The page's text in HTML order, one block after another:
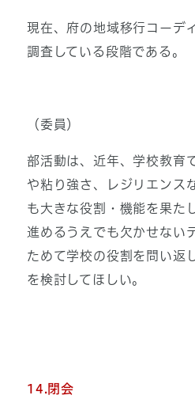
現在、府の地域移行コーデ
調査している段階である。
（委員）
部活動は、近年、学校教育
や粘り強さ、レジリエンス
も大きな役割・機能を果た
進めるうえでも欠かせない
ためて学校の役割を問い返
を検討してほしい。
14.閉会